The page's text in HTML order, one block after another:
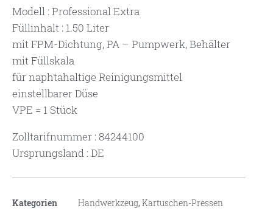
Modell : Professional Extra
Füllinhalt : 1.50 Liter
mit FPM-Dichtung, PA – Pumpwerk, Behälter
mit Füllskala
für naphtahaltige Reinigungsmittel
einstellbarer Düse
VPE = 1 Stück
Zolltarifnummer : 84244100
Ursprungsland : DE
Kategorien Handwerkzeug,Kartuschen-Pressen